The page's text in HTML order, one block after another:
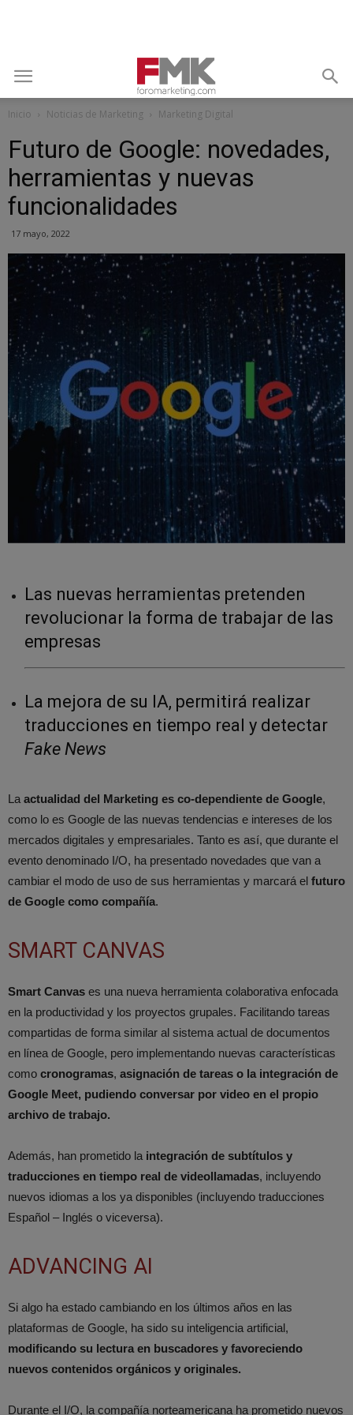
Inicio Noticias de Marketing Marketing Digital
Futuro de Google: novedades,
herramientas y nuevas
funcionalidades
17 mayo, 2022
Las nuevas herramientas pretenden
revolucionar la forma de trabajar de las
empresas
La mejora de su IA, permitirá realizar
traducciones en tiempo real y detectar
Fake News
La actualidad del Marketing es co-dependiente de Google,
como lo es Google de las nuevas tendencias e intereses de los
mercados digitales y empresariales. Tanto es así, que durante el
evento denominado I/O, ha presentado novedades que van a
cambiar el modo de uso de sus herramientas y marcará el futuro
de Google como compañía.
SMART CANVAS
Smart Canvas es una nueva herramienta colaborativa enfocada
en la productividad y los proyectos grupales. Facilitando tareas
compartidas de forma similar al sistema actual de documentos
en línea de Google, pero implementando nuevas características
como cronogramas, asignación de tareas o la integración de
Google Meet, pudiendo conversar por video en el propio
archivo de trabajo.
Además, han prometido la integración de subtítulos y
traducciones en tiempo real de videollamadas, incluyendo
nuevos idiomas a los ya disponibles (incluyendo traducciones
Español – Inglés o viceversa).
ADVANCING AI
Si algo ha estado cambiando en los últimos años en las
plataformas de Google, ha sido su inteligencia artificial,
modificando su lectura en buscadores y favoreciendo
nuevos contenidos orgánicos y originales.
Durante el I/O, la compañía norteamericana ha prometido nuevos